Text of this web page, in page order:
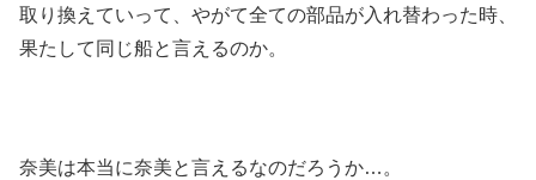
取り換えていって、やがて全ての部品が入れ替わった時、
果たして同じ船と言えるのか。
奈美は本当に奈美と言えるなのだろうか…。